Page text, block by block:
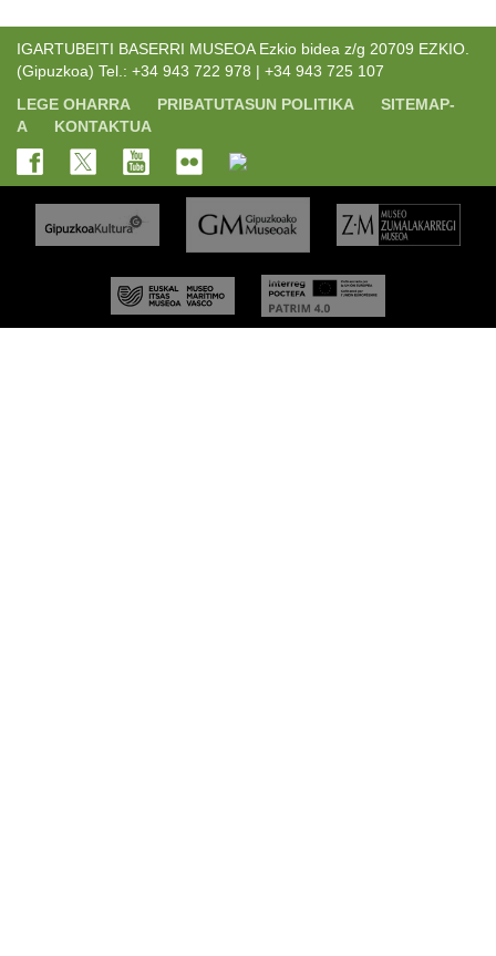
IGARTUBEITI BASERRI MUSEOA Ezkio bidea z/g 20709 EZKIO.
(Gipuzkoa) Tel.: +34 943 722 978 | +34 943 725 107
LEGE OHARRA
PRIBATUTASUN POLITIKA
SITEMAP-
A
KONTAKTUA